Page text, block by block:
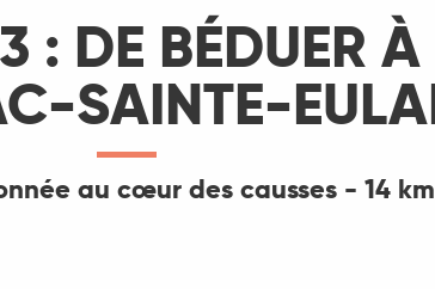
: DE BÉDUER À
SAINTE-
au cœur des causses - 14 km